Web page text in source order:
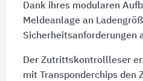
Dank ihres modularen
Meldeanlage an
Sicherheitsanforderungen
Der Zutrittskontrollleser
mit Transponderchips den